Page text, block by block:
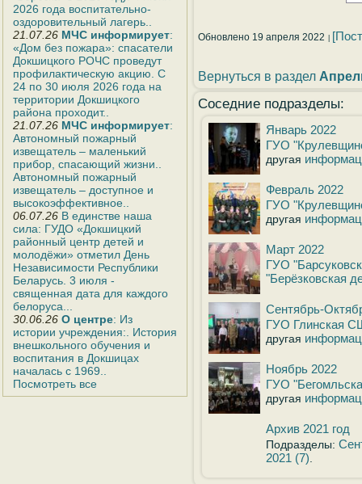
2026 года воспитательно-
оздоровительный лагерь..
21.07.26 МЧС информирует:
«Дом без пожара»: спасатели
Докшицкого РОЧС проведут
профилактическую акцию. С
24 по 30 июля 2026 года на
территории Докшицкого
района проходит..
21.07.26 МЧС информирует:
Автономный пожарный
извещатель – маленький
прибор, спасающий жизни..
Автономный пожарный
извещатель – доступное и
высокоэффективное..
06.07.26 В единстве наша
сила: ГУДО «Докшицкий
районный центр детей и
молодёжи» отметил День
Независимости Республики
Беларусь. 3 июля -
священная дата для каждого
белоруса...
30.06.26 О центре: Из
истории учреждения:. История
внешкольного обучения и
воспитания в Докшицах
началась с 1969..
Посмотреть все
Обновлено 19 апреля 2022
Вернуться в раздел
Соседние подразделы:
Январь 2022
ГУО
другая
Февраль 2022
ГУО
другая
Март 2022
ГУО
"Берёзковская
Сентябрь-
ГУО Глинская
другая
Ноябрь 2022
ГУО
другая
Архив 2021 год
Подразделы:
2021 (7)